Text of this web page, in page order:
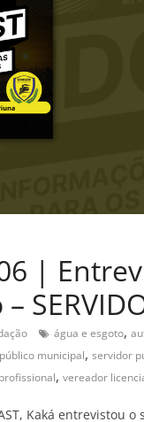
|
água e esgoto,
municipal, servidor
, vereador
Kaká entrevistou